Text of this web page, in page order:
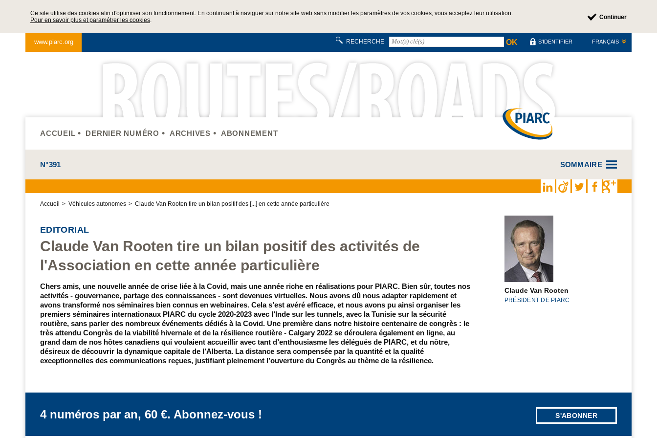
Ce site utilise des cookies afin d'optimiser son fonctionnement. En continuant à naviguer sur notre site web sans modifier les paramètres de vos cookies, vous acceptez leur utilisation.
Pour en savoir plus et paramétrer les cookies. Continuer
www.piarc.org RECHERCHE OK S'IDENTIFIER FRANÇAIS
ACCUEIL DERNIER NUMÉRO ARCHIVES ABONNEMENT
N°391 SOMMAIRE
Accueil Véhicules autonomes Claude Van Rooten tire un bilan positif des [...] en cette année particulière
EDITORIAL
Claude Van Rooten tire un bilan positif des activités de
l'Association en cette année particulière
Claude Van Rooten
PRÉSIDENT DE PIARC
Chers amis, une nouvelle année de crise liée à la Covid, mais une année riche en réalisations pour PIARC. Bien sûr, toutes nos
activités - gouvernance, partage des connaissances - sont devenues virtuelles. Nous avons dû nous adapter rapidement et
avons transformé nos séminaires bien connus en webinaires. Cela s’est avéré efficace, et nous avons pu ainsi organiser les
premiers séminaires internationaux PIARC du cycle 2020-2023 avec l’Inde sur les tunnels, avec la Tunisie sur la sécurité
routière, sans parler des nombreux événements dédiés à la Covid. Une première dans notre histoire centenaire de congrès : le
très attendu Congrès de la viabilité hivernale et de la résilience routière - Calgary 2022 se déroulera également en ligne, au
grand dam de nos hôtes canadiens qui voulaient accueillir avec tant d’enthousiasme les délégués de PIARC, et du nôtre,
désireux de découvrir la dynamique capitale de l’Alberta. La distance sera compensée par la quantité et la qualité
exceptionnelles des communications reçues, justifiant pleinement l’ouverture du Congrès au thème de la résilience.
4 numéros par an, 60 €. Abonnez-vous ! S'ABONNER